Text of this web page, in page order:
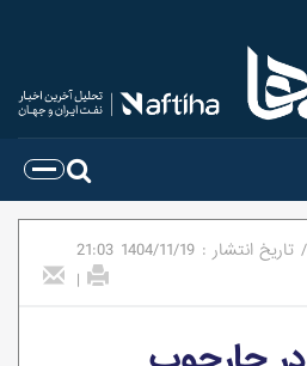
/ تاریخ انتشار : 1404/11/19
21:03
|